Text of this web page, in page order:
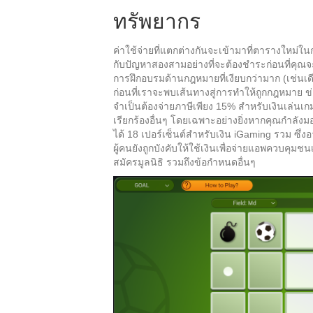
ทรัพยากร
ค่าใช้จ่ายที่แตกต่างกันจะเข้ามาที่ตารางใหม่
กับปัญหาสองสามอย่างที่จะต้องชำระก่อนที่คุณจ
การฝึกอบรมด้านกฎหมายที่เงียบกว่ามาก (เช่น
ก่อนที่เราจะพบเส้นทางสู่การทำให้ถูกกฎหมาย
จำเป็นต้องจ่ายภาษีเพียง 15% สำหรับเงินเล่
เรียกร้องอื่นๆ โดยเฉพาะอย่างยิ่งหากคุณกำลั
ได้ 18 เปอร์เซ็นต์สำหรับเงิน iGaming รวม ซึ่
ผู้คนยังถูกบังคับให้ใช้เงินเพื่อจ่ายแอพควบคุมช
สมัครมูลนิธิ รวมถึงข้อกำหนดอื่นๆ